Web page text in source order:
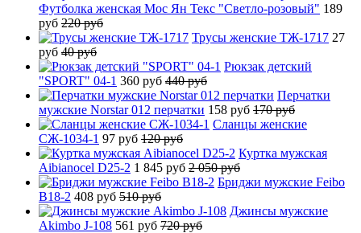
Футболка женская Мос Ян Текс "Светло-розовый" 189
руб 220 руб
Трусы женские ТЖ-1717 27
руб 40 руб
Рюкзак детский
"SPORT" 04-1 360 руб 440 руб
Перчатки
мужские Norstar 012 перчатки 158 руб 170 руб
Сланцы женские
СЖ-1034-1 97 руб 120 руб
Куртка мужская
Aibianocel D25-2 1 845 руб 2 050 руб
Бриджи мужские Feibo
B18-2 408 руб 510 руб
Джинсы мужские
Akimbo J-108 561 руб 720 руб